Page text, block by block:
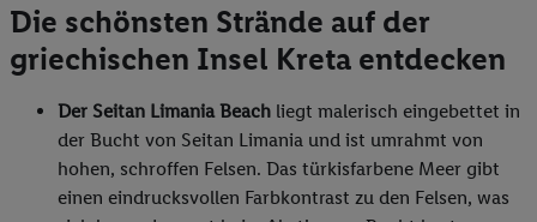
Die schönsten Strände auf der
griechischen Insel Kreta entdecken
Der Seitan Limania Beach liegt malerisch eingebettet in
der Bucht von Seitan Limania und ist umrahmt von
hohen, schroffen Felsen. Das türkisfarbene Meer gibt
einen eindrucksvollen Farbkontrast zu den Felsen, was